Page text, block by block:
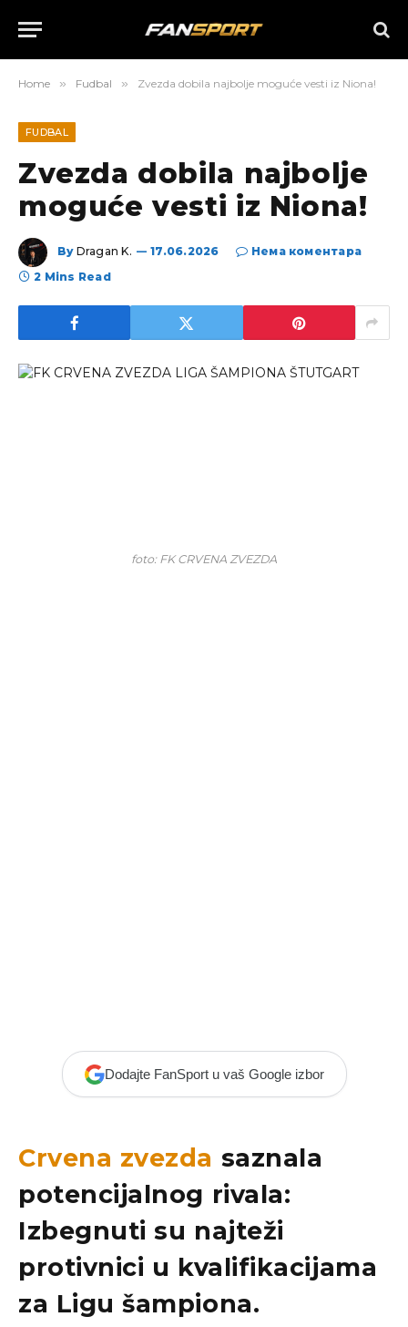
Home » Fudbal » Zvezda dobila najbolje moguće vesti iz Niona!
FUDBAL
Zvezda dobila najbolje
moguće vesti iz Niona!
By Dragan K. 17.06.2026
Нема коментара
2 Mins Read
foto: FK CRVENA ZVEZDA
Dodajte FanSport u vaš Google izbor
Crvena zvezda saznala
potencijalnog rivala:
Izbegnuti su najteži
protivnici u kvalifikacijama
za Ligu šampiona.